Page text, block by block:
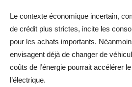
Le contexte économique incertain,
de crédit plus strictes, incite les
pour les achats importants.
envisagent déjà de changer de
coûts de l’énergie pourrait accélérer
l’électrique.